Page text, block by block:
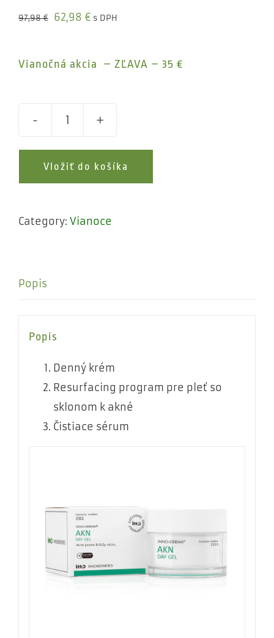
97,98€ Original
62,98 €Current
s DPH
Vianočná akcia – ZĽAVA – 35 €
set
1
Vložiť do košíka
Category: Vianoce
Popis
Popis
Denný krém
Resurfacing program pre pleť so
sklonom k akné
Čistiace sérum